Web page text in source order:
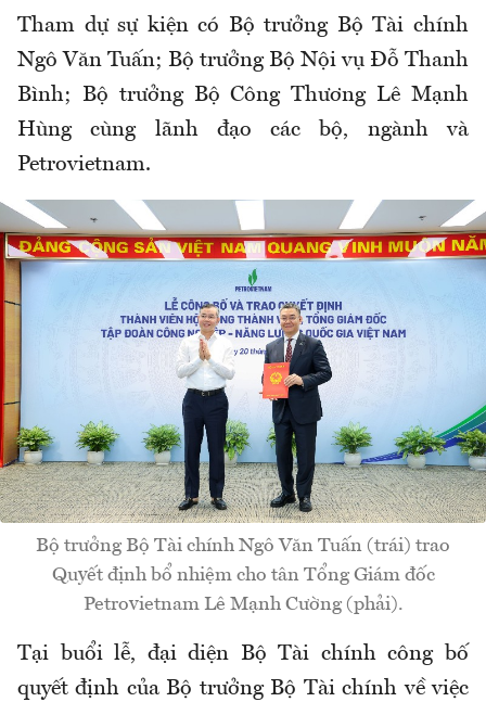
Tham dự sự kiện có Bộ trưởng Bộ Tài chính
Ngô Văn Tuấn; Bộ trưởng Bộ Nội vụ Đỗ Thanh
Bình; Bộ trưởng Bộ Công Thương Lê Mạnh
Hùng cùng lãnh đạo các bộ, ngành và
Petrovietnam.
Bộ trưởng Bộ Tài chính Ngô Văn Tuấn (trái) trao
Quyết định bổ nhiệm cho tân Tổng Giám đốc
Petrovietnam Lê Mạnh Cường (phải).
Tại buổi lễ, đại diện Bộ Tài chính công bố
quyết định của Bộ trưởng Bộ Tài chính về việc